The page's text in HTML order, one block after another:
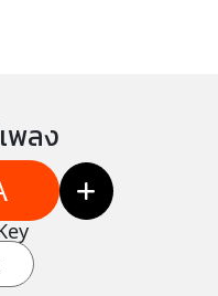
พลง